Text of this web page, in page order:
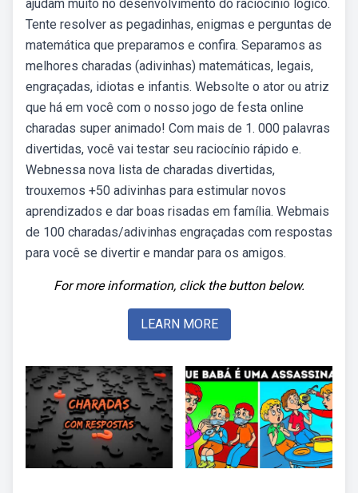
ajudam muito no desenvolvimento do raciocínio lógico.
Tente resolver as pegadinhas, enigmas e perguntas de
matemática que preparamos e confira. Separamos as
melhores charadas (adivinhas) matemáticas, legais,
engraçadas, idiotas e infantis. Websolte o ator ou atriz
que há em você com o nosso jogo de festa online
charadas super animado! Com mais de 1. 000 palavras
divertidas, você vai testar seu raciocínio rápido e.
Webnessa nova lista de charadas divertidas,
trouxemos +50 adivinhas para estimular novos
aprendizados e dar boas risadas em família. Webmais
de 100 charadas/adivinhas engraçadas com respostas
para você se divertir e mandar para os amigos.
For more information, click the button below.
LEARN MORE